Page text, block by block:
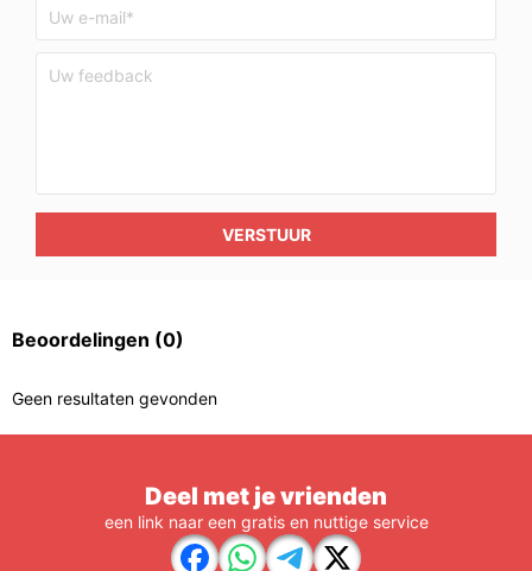
VERSTUUR
Beoordelingen (0)
Geen resultaten gevonden
Deel met je vrienden
een link naar een gratis en nuttige service